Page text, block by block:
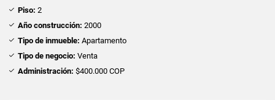
Piso: 2
Año construcción: 2000
Tipo de inmueble: Apartamento
Tipo de negocio: Venta
Administración: $400.000 COP